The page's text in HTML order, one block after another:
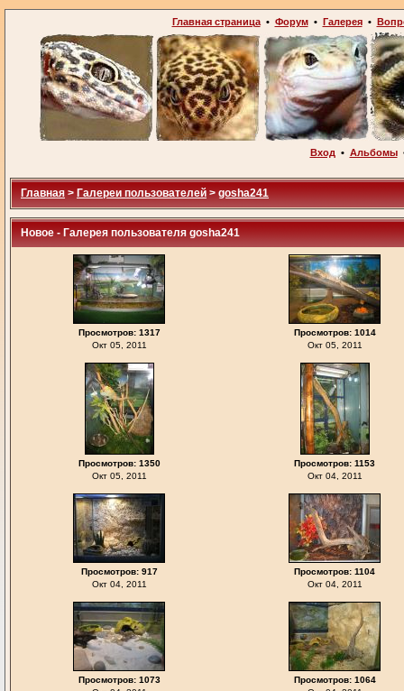
Главная страница• Форум• Галерея•
Вход • Альбомы
Главная > Галереи пользователей > gosha241
Новое - Галерея пользователя gosha241
Просмотров: 1317
Окт 05, 2011
Просмотров: 1014
Окт 05, 2011
Просмотров: 1350
Окт 05, 2011
Просмотров: 1153
Окт 04, 2011
Просмотров: 917
Окт 04, 2011
Просмотров: 1104
Окт 04, 2011
Просмотров: 1073
Просмотров: 1064